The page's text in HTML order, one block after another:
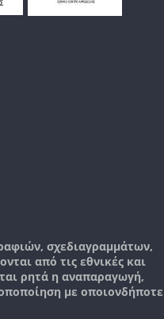
σχεδιαγραμμάτων,
από τις εθνικές και
ρητά η αναπαραγωγή,
με οποιονδήποτε